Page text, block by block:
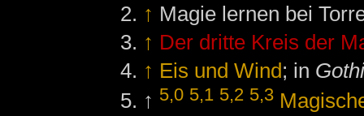
↑ Magie lernen bei
↑ Der dritte Kreis der
↑ Eis und Wind; in
↑ 5,0 5,1 5,2 5,3